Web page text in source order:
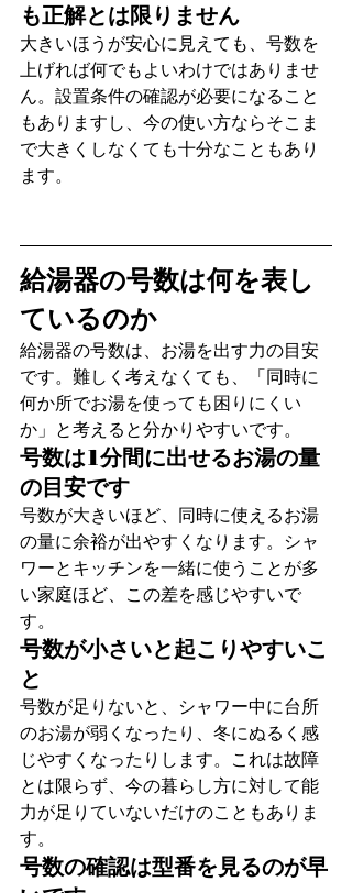
も正解とは限りません
大きいほうが安心に見えても、号数を
上げれば何でもよいわけではありませ
ん。設置条件の確認が必要になること
もありますし、今の使い方ならそこま
で大きくしなくても十分なこともあり
ます。
給湯器の号数は何を表し
ているのか
給湯器の号数は、お湯を出す力の目安
です。難しく考えなくても、「同時に
何か所でお湯を使っても困りにくい
か」と考えると分かりやすいです。
号数は1分間に出せるお湯の量
の目安です
号数が大きいほど、同時に使えるお湯
の量に余裕が出やすくなります。シャ
ワーとキッチンを一緒に使うことが多
い家庭ほど、この差を感じやすいで
す。
号数が小さいと起こりやすいこ
と
号数が足りないと、シャワー中に台所
のお湯が弱くなったり、冬にぬるく感
じやすくなったりします。これは故障
とは限らず、今の暮らし方に対して能
力が足りていないだけのこともありま
す。
号数の確認は型番を見るのが早